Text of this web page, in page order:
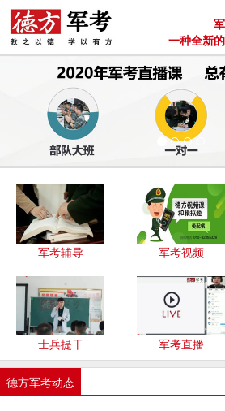
一种全新
军考辅导 军考视频
士兵提干 军考直播
德方军考动态